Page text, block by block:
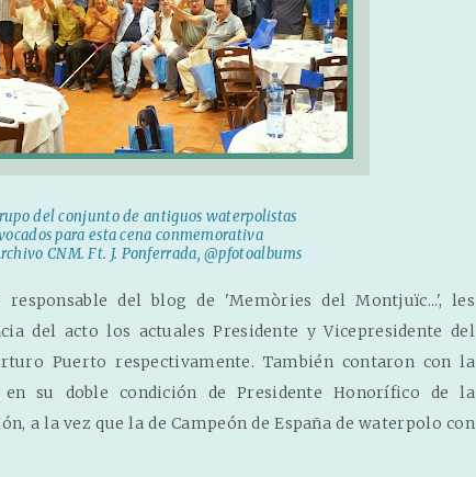
del conjunto de antiguos waterpolistas
para esta cena conmemorativa
CNM. Ft. J. Ponferrada, @pfotoalbums
del blog de 'Memòries del Montjuïc...', les
del acto los actuales Presidente y Vicepresidente del
Puerto respectivamente. También contaron con la
su doble condición de Presidente Honorífico de la
a la vez que la de Campeón de España de waterpolo con